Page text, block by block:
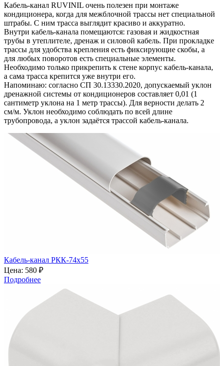
Кабель-канал RUVINIL очень полезен при монтаже
кондиционера, когда для межблочной трассы нет специальной
штрабы. С ним трасса выглядит красиво и аккуратно.
Внутри кабель-канала помещаются: газовая и жидкостная
трубы в утеплителе, дренаж и силовой кабель. При прокладке
трассы для удобства крепления есть фиксирующие скобы, а
для любых поворотов есть специальные элементы.
Необходимо только прикрепить к стене корпус кабель-канала,
а сама трасса крепится уже внутри его.
Напоминаю: согласно СП 30.13330.2020, допускаемый уклон
дренажной системы от кондиционеров составляет 0,01 (1
сантиметр уклона на 1 метр трассы). Для верности делать 2
см/м. Уклон необходимо соблюдать по всей длине
трубопровода, а уклон задаётся трассой кабель-канала.
Кабель-канал РКК-74х55
Цена: 580 ₽
Подробнее